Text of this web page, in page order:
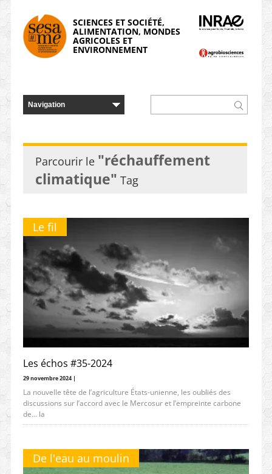
SCIENCES ET SOCIÉTÉ,
ALIMENTATION, MONDES
AGRICOLES ET
ENVIRONNEMENT
Parcourir le "réchauffement
climatique" Tag
Le fil
Les échos #35-2024
29 novembre 2024 |
La nouvelle tête de l’agriculture États-unienne, les oubliés des
discussions sur l’accord avec le Mercosur et l’empreinte carbone
de… la
De l'eau au moulin